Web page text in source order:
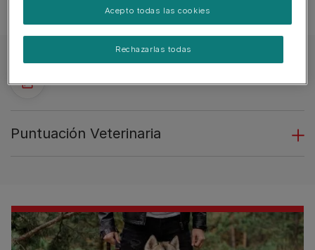
Puntuación Veterinaria
Rechazarlas todas
Acepto todas las cookies